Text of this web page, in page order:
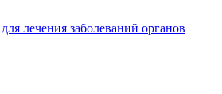
лечения заболеваний органов